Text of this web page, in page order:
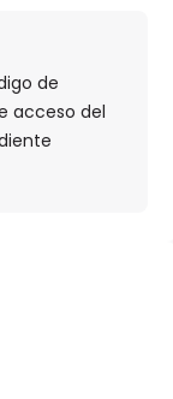
de
acceso del